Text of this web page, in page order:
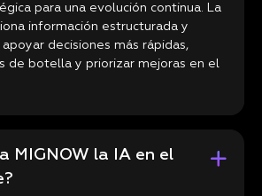
para una evolución continua. La
información estructurada y
decisiones más rápidas,
de botella y priorizar mejoras en el
MIGNOW la IA en el